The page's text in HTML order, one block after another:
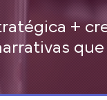
+
que